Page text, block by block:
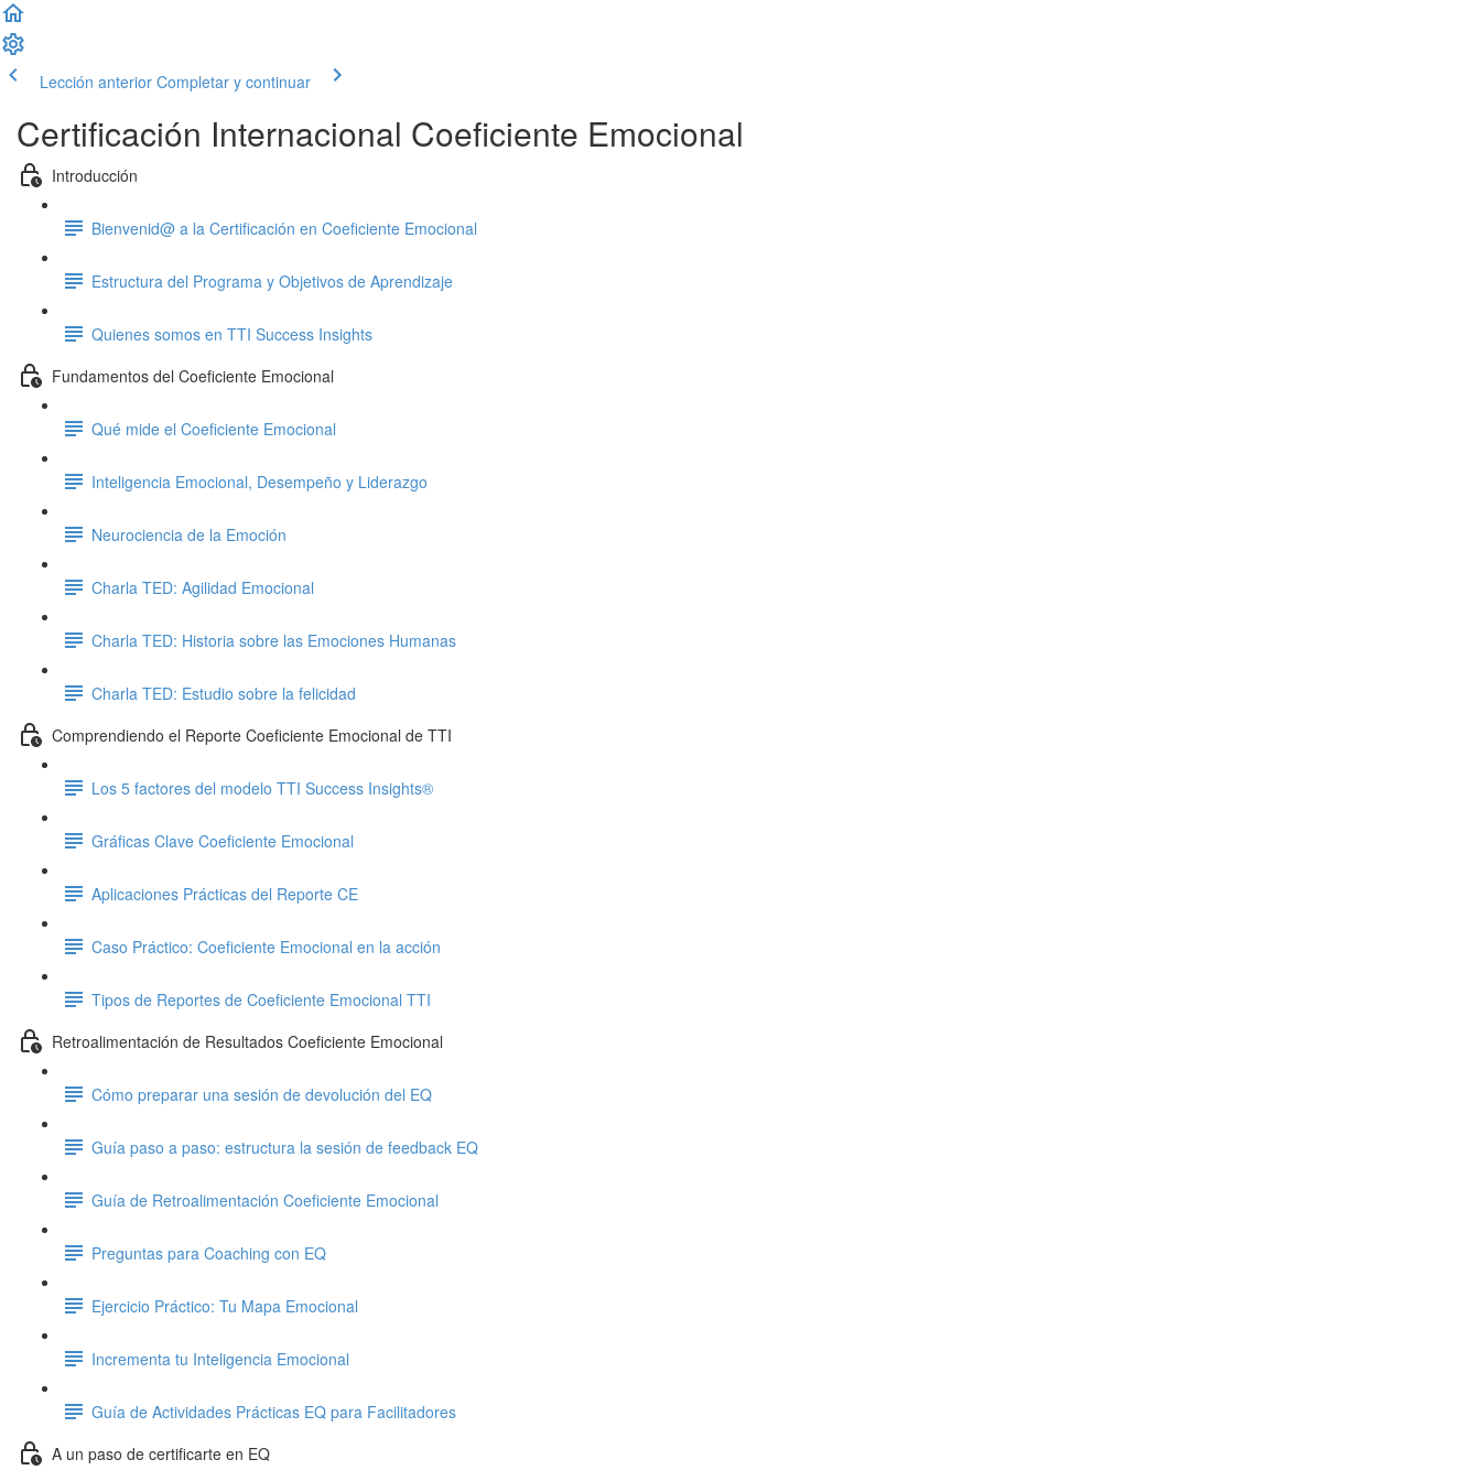
Lección anterior Completar y continuar
Certificación Internacional Coeficiente Emocional
Introducción
Bienvenid@ a la Certificación en Coeficiente Emocional
Estructura del Programa y Objetivos de Aprendizaje
Quienes somos en TTI Success Insights
Fundamentos del Coeficiente Emocional
Qué mide el Coeficiente Emocional
Inteligencia Emocional, Desempeño y Liderazgo
Neurociencia de la Emoción
Charla TED: Agilidad Emocional
Charla TED: Historia sobre las Emociones Humanas
Charla TED: Estudio sobre la felicidad
Comprendiendo el Reporte Coeficiente Emocional de TTI
Los 5 factores del modelo TTI Success Insights®
Gráficas Clave Coeficiente Emocional
Aplicaciones Prácticas del Reporte CE
Caso Práctico: Coeficiente Emocional en la acción
Tipos de Reportes de Coeficiente Emocional TTI
Retroalimentación de Resultados Coeficiente Emocional
Cómo preparar una sesión de devolución del EQ
Guía paso a paso: estructura la sesión de feedback EQ
Guía de Retroalimentación Coeficiente Emocional
Preguntas para Coaching con EQ
Ejercicio Práctico: Tu Mapa Emocional
Incrementa tu Inteligencia Emocional
Guía de Actividades Prácticas EQ para Facilitadores
A un paso de certificarte en EQ